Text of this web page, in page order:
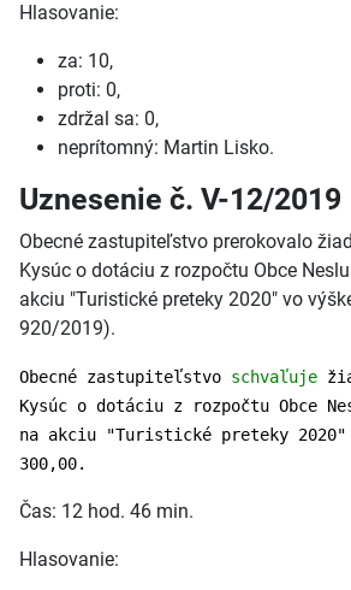
Hlasovanie:
za: 10,
proti: 0,
zdržal sa: 0,
neprítomný: Martin Lisko.
Uznesenie č. V-12/2019
Obecné zastupiteľstvo prerokovalo
Kysúc o dotáciu z rozpočtu Obce
akciu "Turistické preteky 2020" vo
920/2019).
Obecné zastupiteľstvo schvaľuje
Kysúc o dotáciu z rozpočtu Obce
na akciu "Turistické preteky 2020"
300,00.
Čas: 12 hod. 46 min.
Hlasovanie: